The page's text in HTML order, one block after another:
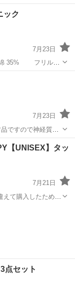
チュニック
7月23日
7月23日
【UNISEX】タッ
7月21日
て購入したため出
セット